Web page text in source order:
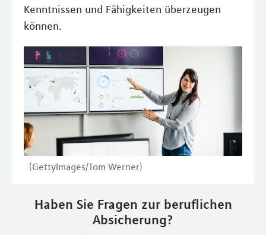
Kenntnissen und Fähigkeiten überzeugen
können.
(GettyImages/Tom Werner)
Haben Sie Fragen zur beruflichen
Absicherung?